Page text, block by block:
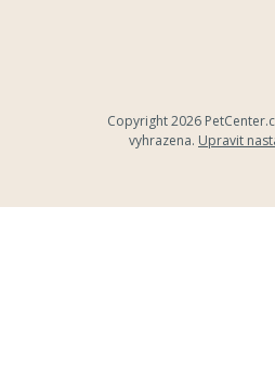
Copyright 2026
vyhrazena. Upravit